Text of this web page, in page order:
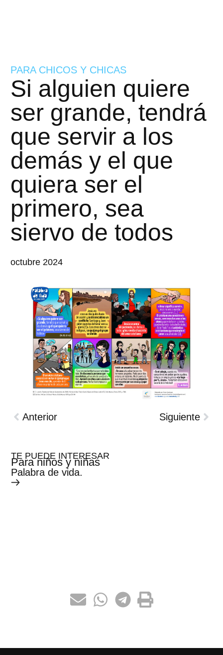
PARA CHICOS Y CHICAS
Si alguien quiere
ser grande, tendrá
que servir a los
demás y el que
quiera ser el
primero, sea
siervo de todos
octubre 2024
Anterior Siguiente
TE PUEDE INTERESAR
Para niños y niñas
Palabra de vida.